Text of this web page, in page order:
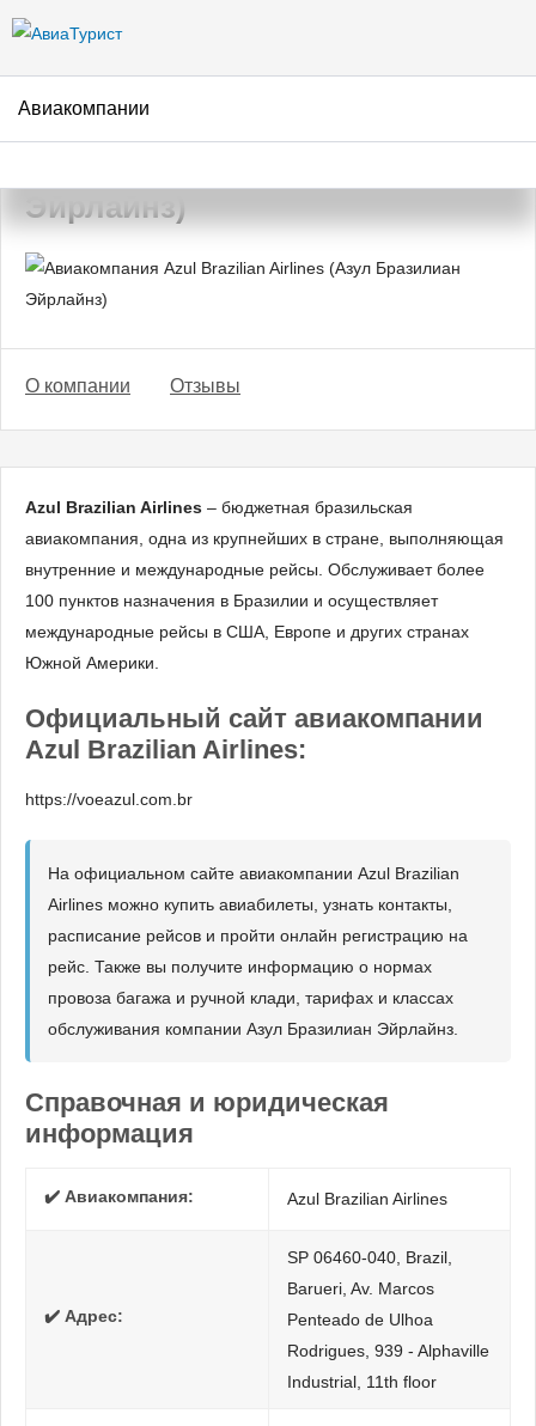
Авиакомпании
Авиакомпания Azul Brazilian
Эйрлайнз)
О компании Отзывы
Azul Brazilian Airlines – бюджетная бразильская
авиакомпания, одна из крупнейших в стране, выполняющая
внутренние и международные рейсы. Обслуживает более
100 пунктов назначения в Бразилии и осуществляет
международные рейсы в США, Европе и других странах
Южной Америки.
Официальный сайт авиакомпании
Azul Brazilian Airlines:
https://voeazul.com.br
На официальном сайте авиакомпании Azul Brazilian
Airlines можно купить авиабилеты, узнать контакты,
расписание рейсов и пройти онлайн регистрацию на
рейс. Также вы получите информацию о нормах
провоза багажа и ручной клади, тарифах и классах
обслуживания компании Азул Бразилиан Эйрлайнз.
Справочная и юридическая
информация
✔️ Авиакомпания: Azul Brazilian Airlines
✔️ Адрес:
SP 06460-040, Brazil,
Barueri, Av. Marcos
Penteado de Ulhoa
Rodrigues, 939 - Alphaville
Industrial, 11th floor